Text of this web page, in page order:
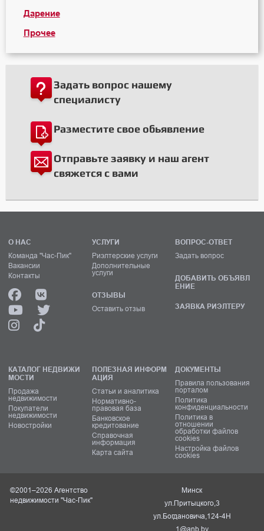
Дарение
Прочее
Задать вопрос нашему
специалисту
Разместите свое обьявление
Отправьте заявку и наш агент
свяжется с вами
О НАС
Команда "Час-Пик"
Вакансии
Контакты
УСЛУГИ
Риэлтерские услуги
Дополнительные
услуги
ОТЗЫВЫ
Оставить отзыв
ВОПРОС-ОТВЕТ
Задать вопрос
ДОБАВИТЬ ОБЪЯВЛ
ЕНИЕ
ЗАЯВКА РИЭЛТЕРУ
КАТАЛОГ НЕДВИЖИ
МОСТИ
Продажа
недвижимости
Покупатели
недвижимости
Новостройки
ПОЛЕЗНАЯ ИНФОРМ
АЦИЯ
Статьи и аналитика
Нормативно-
правовая база
Банковское
кредитование
Справочная
информация
Карта сайта
ДОКУМЕНТЫ
Правила пользования
порталом
Политика
конфиденциальности
Политика в
отношении
обработки файлов
cookies
Настройка файлов
cookies
©2001–2026 Агентство
недвижимости "Час-Пик"
Минск
ул.Притыцкого,3
ул.Богдановича,124-4Н
1@anb.by